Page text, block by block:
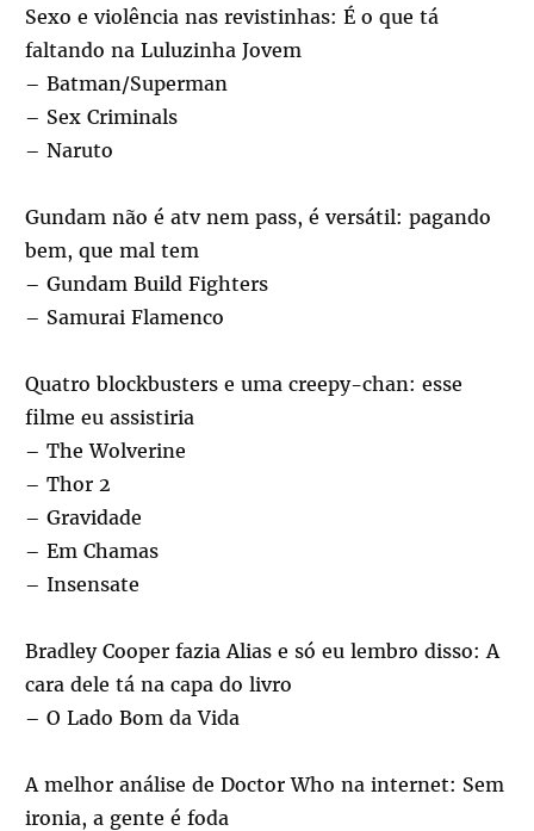
Sexo e violência nas revistinhas: É o que tá
faltando na Luluzinha Jovem
– Batman/Superman
– Sex Criminals
– Naruto
Gundam não é atv nem pass, é versátil: pagando
bem, que mal tem
– Gundam Build Fighters
– Samurai Flamenco
Quatro blockbusters e uma creepy-chan: esse
filme eu assistiria
– The Wolverine
– Thor 2
– Gravidade
– Em Chamas
– Insensate
Bradley Cooper fazia Alias e só eu lembro disso: A
cara dele tá na capa do livro
– O Lado Bom da Vida
A melhor análise de Doctor Who na internet: Sem
ironia, a gente é foda